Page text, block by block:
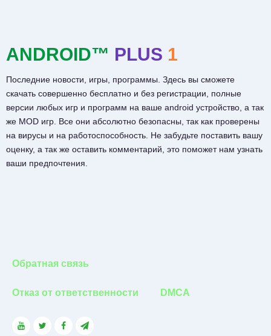
ANDROID™ PLUS 1
Последние новости, игры, программы. Здесь вы сможете
скачать совершенно бесплатно и без регистрации, полные
версии любых игр и программ на ваше android устройство, а так
же MOD игр. Все они абсолютно безопасны, так как проверены
на вирусы и на работоспособность. Не забудьте поставить вашу
оценку, а так же оставить комментарий, это поможет нам узнать
ваши предпочтения.
Обратная связь
Отказ от ответственности DMCA